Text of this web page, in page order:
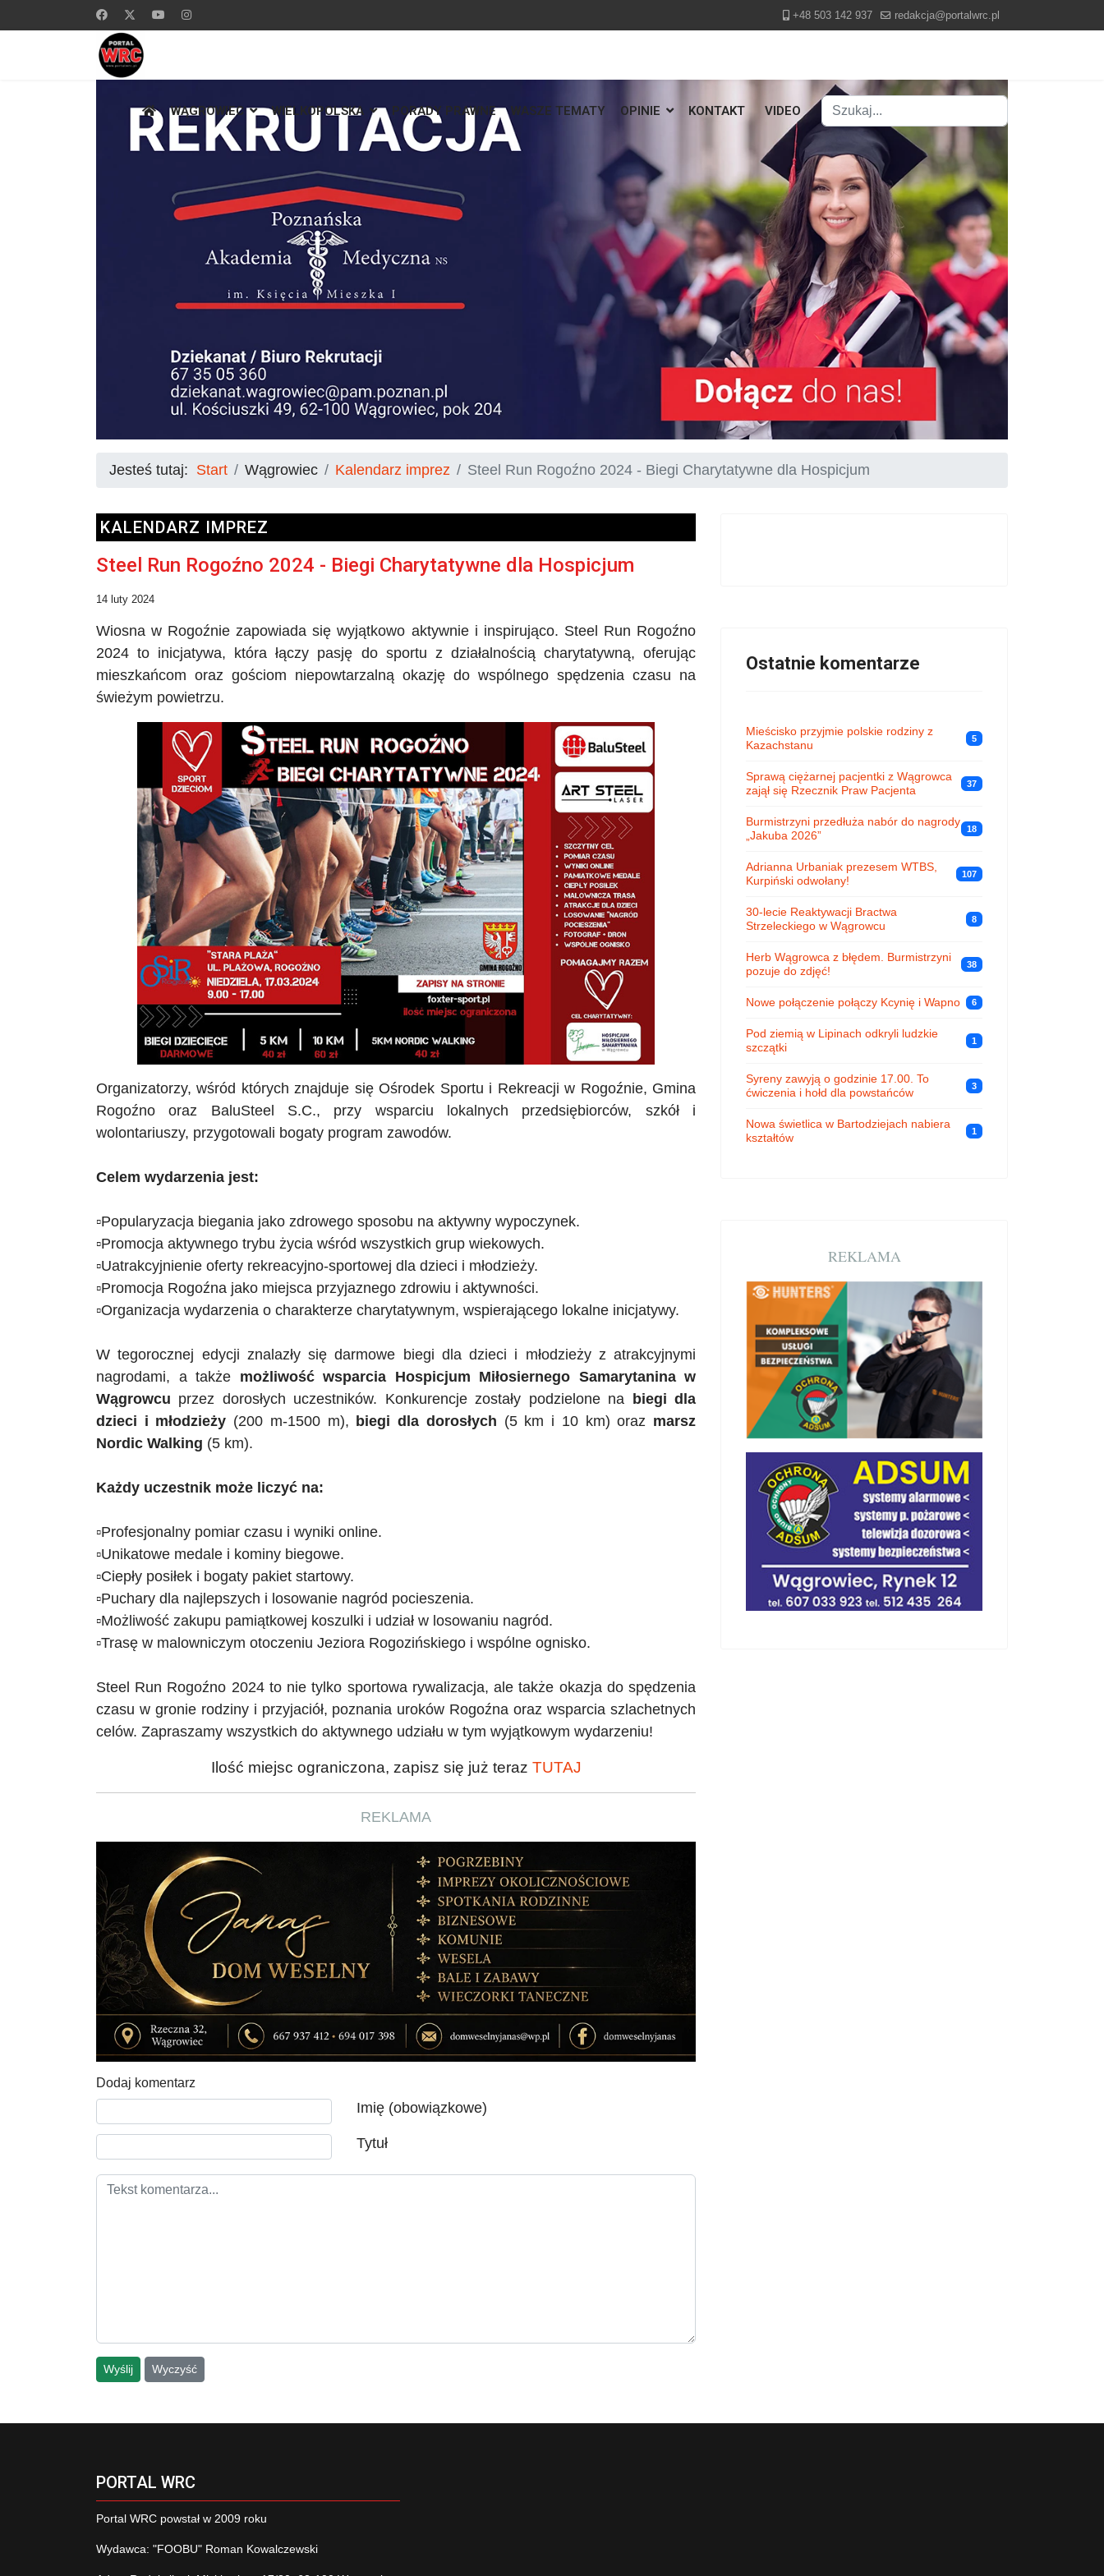
+48 503 142 937 redakcja@portalwrc.pl
WĄGROWIEC WIELKOPOLSKA PORADY PRAWNE WASZE TEMATY OPINIE KONTAKT VIDEO
Szukaj
Type 2 or more characters for results.
Jesteś tutaj: Start Wągrowiec Kalendarz imprez Steel Run Rogoźno 2024 - Biegi Charytatywne dla Hospicjum
KALENDARZ IMPREZ
Steel Run Rogoźno 2024 - Biegi Charytatywne dla Hospicjum
14 luty 2024
Wiosna w Rogoźnie zapowiada się wyjątkowo aktywnie i inspirująco. Steel Run Rogoźno
2024 to inicjatywa, która łączy pasję do sportu z działalnością charytatywną, oferując
mieszkańcom oraz gościom niepowtarzalną okazję do wspólnego spędzenia czasu na
świeżym powietrzu.
Organizatorzy, wśród których znajduje się Ośrodek Sportu i Rekreacji w Rogoźnie, Gmina
Rogoźno oraz BaluSteel S.C., przy wsparciu lokalnych przedsiębiorców, szkół i
wolontariuszy, przygotowali bogaty program zawodów.
Celem wydarzenia jest:
▫️Popularyzacja biegania jako zdrowego sposobu na aktywny wypoczynek.
▫️Promocja aktywnego trybu życia wśród wszystkich grup wiekowych.
▫️Uatrakcyjnienie oferty rekreacyjno-sportowej dla dzieci i młodzieży.
▫️Promocja Rogoźna jako miejsca przyjaznego zdrowiu i aktywności.
▫️Organizacja wydarzenia o charakterze charytatywnym, wspierającego lokalne inicjatywy.
W tegorocznej edycji znalazły się darmowe biegi dla dzieci i młodzieży z atrakcyjnymi
nagrodami, a także możliwość wsparcia Hospicjum Miłosiernego Samarytanina w
Wągrowcu przez dorosłych uczestników. Konkurencje zostały podzielone na biegi dla
dzieci i młodzieży (200 m-1500 m), biegi dla dorosłych (5 km i 10 km) oraz marsz
Nordic Walking (5 km).
Każdy uczestnik może liczyć na:
▫️Profesjonalny pomiar czasu i wyniki online.
▫️Unikatowe medale i kominy biegowe.
▫️Ciepły posiłek i bogaty pakiet startowy.
▫️Puchary dla najlepszych i losowanie nagród pocieszenia.
▫️Możliwość zakupu pamiątkowej koszulki i udział w losowaniu nagród.
▫️Trasę w malowniczym otoczeniu Jeziora Rogozińskiego i wspólne ognisko.
Steel Run Rogoźno 2024 to nie tylko sportowa rywalizacja, ale także okazja do spędzenia
czasu w gronie rodziny i przyjaciół, poznania uroków Rogoźna oraz wsparcia szlachetnych
celów. Zapraszamy wszystkich do aktywnego udziału w tym wyjątkowym wydarzeniu!
Ilość miejsc ograniczona, zapisz się już teraz TUTAJ
REKLAMA
Dodaj komentarz
Imię (obowiązkowe)
Tytuł
Wyślij Wyczyść
Ostatnie komentarze
Mieścisko przyjmie polskie rodziny z
Kazachstanu
5
Sprawą ciężarnej pacjentki z Wągrowca
zajął się Rzecznik Praw Pacjenta
37
Burmistrzyni przedłuża nabór do nagrody
„Jakuba 2026”
18
Adrianna Urbaniak prezesem WTBS,
Kurpiński odwołany!
107
30-lecie Reaktywacji Bractwa
Strzeleckiego w Wągrowcu
8
Herb Wągrowca z błędem. Burmistrzyni
pozuje do zdjęć!
38
Nowe połączenie połączy Kcynię i Wapno 6
Pod ziemią w Lipinach odkryli ludzkie
szczątki
1
Syreny zawyją o godzinie 17.00. To
ćwiczenia i hołd dla powstańców
3
Nowa świetlica w Bartodziejach nabiera
kształtów
1
REKLAMA
PORTAL WRC
Portal WRC powstał w 2009 roku
Wydawca: "FOOBU" Roman Kowalczewski